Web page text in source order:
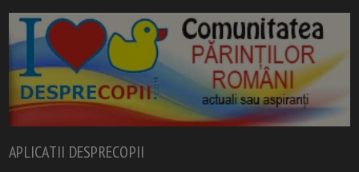
APLICATII DESPRECOPII